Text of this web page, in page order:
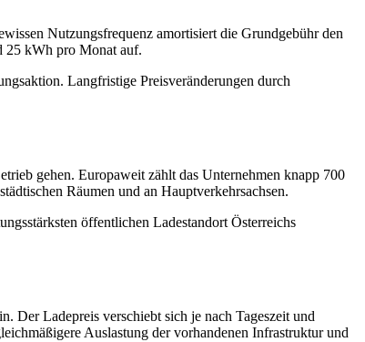
Nutzungsfrequenz amortisiert die Grundgebühr den
25 kWh pro Monat auf.
Langfristige Preisveränderungen durch
gehen. Europaweit zählt das Unternehmen knapp 700
Räumen und an Hauptverkehrsachsen.
öffentlichen Ladestandort Österreichs
Der Ladepreis verschiebt sich je nach Tageszeit und
Auslastung der vorhandenen Infrastruktur und